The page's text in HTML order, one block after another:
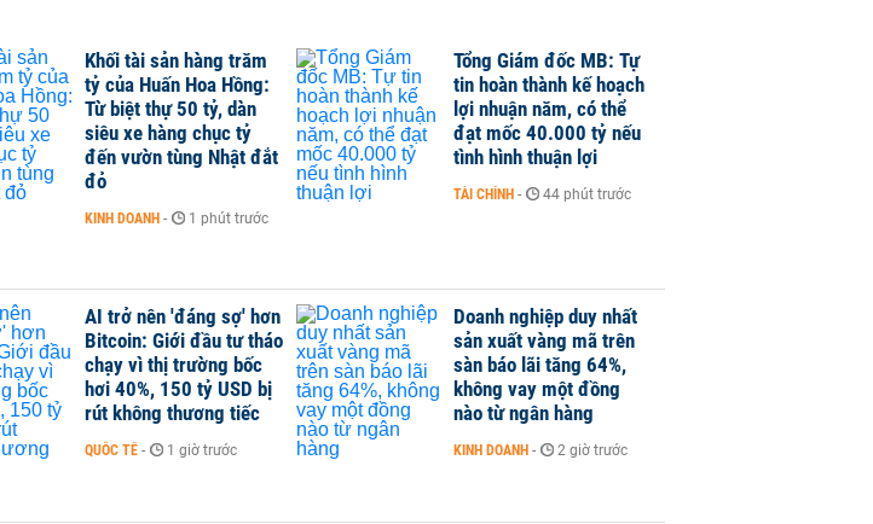
Khối tài sản hàng trăm
tỷ của Huấn Hoa Hồng:
Từ biệt thự 50 tỷ, dàn
siêu xe hàng chục tỷ
đến vườn tùng Nhật đắt
đỏ
KINH DOANH - 1 phút trước
Tổng Giám đốc MB: Tự
tin hoàn thành kế hoạch
lợi nhuận năm, có thể
đạt mốc 40.000 tỷ nếu
tình hình thuận lợi
TÀI CHÍNH - 44 phút trước
AI trở nên 'đáng sợ' hơn
Bitcoin: Giới đầu tư tháo
chạy vì thị trường bốc
hơi 40%, 150 tỷ USD bị
rút không thương tiếc
QUỐC TẾ - 1 giờ trước
Doanh nghiệp duy nhất
sản xuất vàng mã trên
sàn báo lãi tăng 64%,
không vay một đồng
nào từ ngân hàng
KINH DOANH - 2 giờ trước